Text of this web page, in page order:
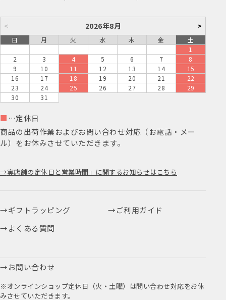
< 2026年8月 >
日 月 火 水 木 金
土
1
2
3 4 5 6 7
8
9
10 11 12 13 14
15
16
17 18 19 20 21
22
23
24 25 26 27 28
29
30
31
■ …定休日
商品の出荷作業およびお問い合わせ対応（お電話・メー
ル）をお休みさせていただきます。
実店舗の定休日と営業時間」に関するお知らせはこちら
ギフトラッピング
ご利用ガイド
よくある質問
お問い合わせ
※オンラインショップ定休日（火・土曜）は問い合わせ対応をお休
みさせていただきます。